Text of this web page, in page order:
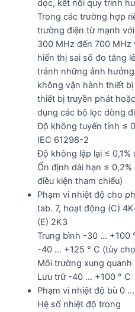
dọc, kết nối quy trình
Trong các trường hợp
trường điện từ mạnh
300 MHz đến 700 MHz
hiển thị sai số đo tăng
tránh những ảnh
không vận hành thiết
thiết bị truyền phát
dụng các bộ lọc dòng
Độ không tuyến tính ≤
IEC 61298-2
Độ không lặp lại ≤ 0,1%
Ổn định dài hạn ≤
điều kiện tham chiếu)
Phạm vi nhiệt độ cho
tab. 7, hoạt động (C)
(E) 2K3
Trung bình -30 … +100
-40 … +125 ° C (tùy
Môi trường xung
Lưu trữ -40 … +100 ° C
Phạm vi nhiệt độ bù 0
Hệ số nhiệt độ trong